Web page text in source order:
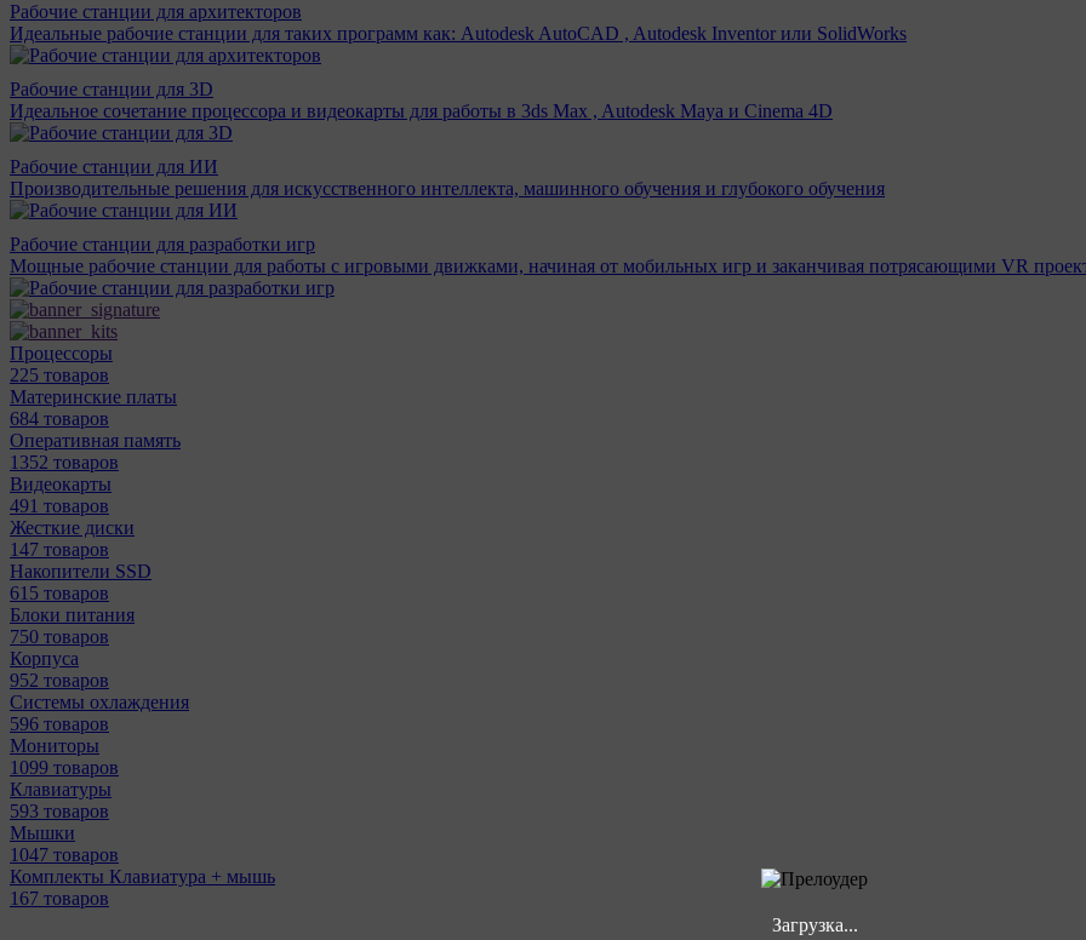
Загрузка...
Рабочие станции для архитекторов
Идеальные рабочие станции для таких программ как: Autodesk AutoCAD , Autodesk Inventor или SolidWorks
Рабочие станции для 3D
Идеальное сочетание процессора и видеокарты для работы в 3ds Max , Autodesk Maya и Cinema 4D
Рабочие станции для ИИ
Производительные решения для искусственного интеллекта, машинного обучения и глубокого обучения
Рабочие станции для разработки игр
Мощные рабочие станции для работы с игровыми движками, начиная от мобильных игр и заканчивая потрясающими VR
Процессоры
225 товаров
Материнcкие платы
684 товаров
Оперативная память
1352 товаров
Видеокарты
491 товаров
Жесткие диски
147 товаров
Накопители SSD
615 товаров
Блоки питания
750 товаров
Корпуса
952 товаров
Системы охлаждения
596 товаров
Мониторы
1099 товаров
Клавиатуры
593 товаров
Мышки
1047 товаров
Комплекты Клавиатура + мышь
167 товаров